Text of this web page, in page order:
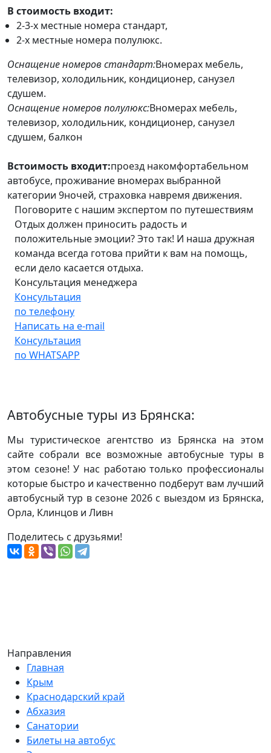
В стоимость входит:
2-3-х местные номера стандарт,
2-х местные номера полулюкс.
Оснащение номеров стандарт:Вномерах мебель,
телевизор, холодильник, кондиционер, санузел
сдушем.
Оснащение номеров полулюкс:Вномерах мебель,
телевизор, холодильник, кондиционер, санузел
сдушем, балкон
Встоимость входит:проезд накомфортабельном
автобусе, проживание вномерах выбранной
категории 9ночей, страховка навремя движения.
Поговорите с нашим экспертом по путешествиям
Отдых должен приносить радость и
положительные эмоции? Это так! И наша дружная
команда всегда готова прийти к вам на помощь,
если дело касается отдыха.
Консультация менеджера
Консультация
по телефону
Написать на e-mail
Консультация
по WHATSAPP
Автобусные туры из Брянска:
Мы туристическое агентство из Брянска на этом
сайте собрали все возможные автобусные туры в
этом сезоне! У нас работаю только профессионалы
которые быстро и качественно подберут вам лучший
автобусный тур в сезоне 2026 с выездом из Брянска,
Орла, Клинцов и Ливн
Поделитесь с друзьями!
Направления
Главная
Крым
Краснодарский край
Абхазия
Санатории
Билеты на автобус